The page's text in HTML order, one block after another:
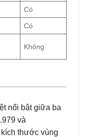
Có
Có
Không
nổi bật giữa ba
và
thước vùng